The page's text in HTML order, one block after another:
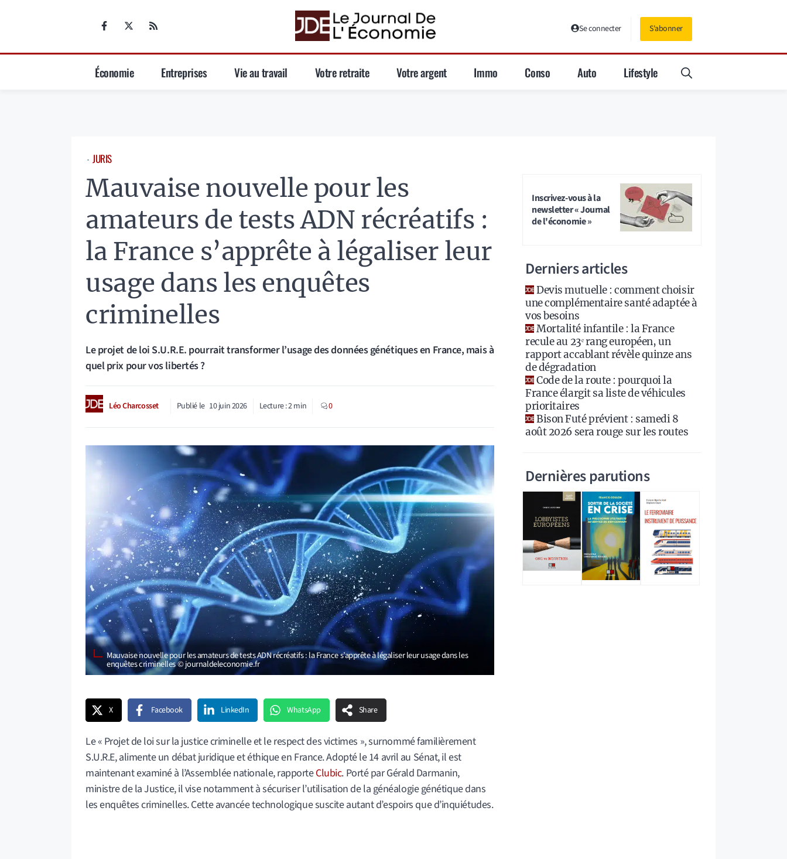
Se connecter S'abonner
Économie Entreprises Vie au travail Votre retraite Votre argent Immo Conso Auto Lifestyle
⋅ JURIS
Mauvaise nouvelle pour les
amateurs de tests ADN récréatifs :
la France s’apprête à légaliser leur
usage dans les enquêtes
criminelles
Le projet de loi S.U.R.E. pourrait transformer l’usage des données génétiques en France, mais à
quel prix pour vos libertés ?
Léo Charcosset Publié le 10 juin 2026 Lecture :2min 0
Mauvaise nouvelle pour les amateurs de tests ADN récréatifs : la France s’apprête à légaliser leur usage dans les
enquêtes criminelles © journaldeleconomie.fr
X Facebook LinkedIn WhatsApp Share
Le « Projet de loi sur la justice criminelle et le respect des victimes », surnommé familièrement
S.U.R.E, alimente un débat juridique et éthique en France. Adopté le 14 avril au Sénat, il est
maintenant examiné à l’Assemblée nationale, rapporteClubic. Porté par Gérald Darmanin,
ministre de la Justice, il vise notamment à sécuriser l’utilisation de la généalogie génétique dans
les enquêtes criminelles. Cette avancée technologique suscite autant d’espoirs que d’inquiétudes.
Inscrivez-vous à la
newsletter « Journal
de l'économie »
Derniers articles
Devis mutuelle : comment choisir
une complémentaire santé adaptée à
vos besoins
Mortalité infantile : la France
recule au 23ᵉ rang européen, un
rapport accablant révèle quinze ans
de dégradation
Code de la route : pourquoi la
France élargit sa liste de véhicules
prioritaires
Bison Futé prévient : samedi 8
août 2026 sera rouge sur les routes
Dernières parutions